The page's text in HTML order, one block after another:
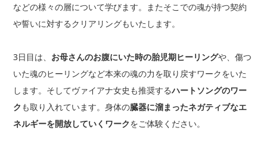
などの様々の層について学びます。またそこでの魂が持つ契約
や誓いに対するクリアリングもいたします。
3日目は、 お母さんのお腹にいた時の胎児期ヒーリングや、傷つ
いた魂のヒーリングなど本来の魂の力を取り戻すワークをいた
します。そしてヴァイアナ女史も推奨するハートソングのワー
ク も取り入れています。身体の臓器に溜まったネガティブなエ
ネルギーを開放していくワークをご体験ください。